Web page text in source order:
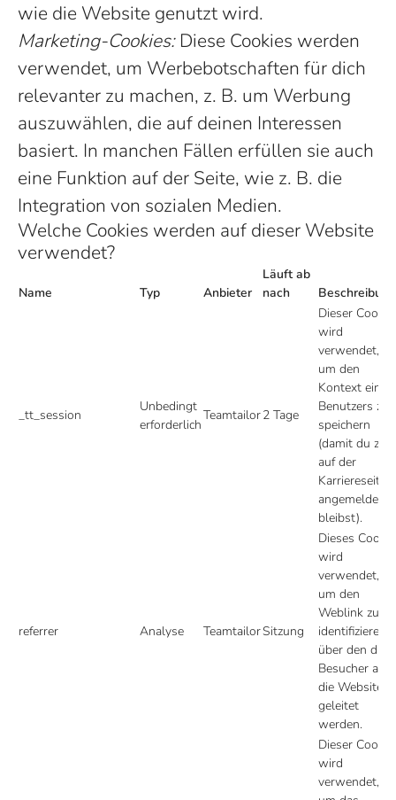
wie die Website genutzt wird.
Marketing-Cookies:Diese Cookies werden
verwendet, um Werbebotschaften für dich
relevanter zu machen, z. B. um Werbung
auszuwählen, die auf deinen Interessen
basiert. In manchen Fällen erfüllen sie auch
eine Funktion auf der Seite, wie z. B. die
Integration von sozialen Medien.
Welche Cookies werden auf dieser Website
verwendet?
Name Typ Anbieter
Läuft ab
nach
Beschreibung
_tt_session
Unbedingt
erforderlich
Teamtailor2 Tage
Dieser Cookie
wird
verwendet,
um den
Kontext eines
Benutzers zu
speichern
(damit du z. B.
auf der
Karriereseite
angemeldet
bleibst).
referrer Analyse TeamtailorSitzung
Dieses Cookie
wird
verwendet,
um den
Weblink zu
identifizieren,
über den die
Besucher auf
die Website
geleitet
werden.
Dieser Cookie
wird
verwendet,